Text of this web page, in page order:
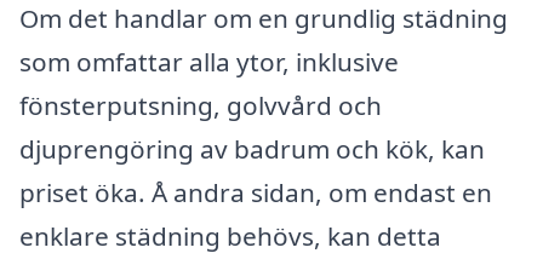
Om det handlar om en grundlig städning
som omfattar alla ytor, inklusive
fönsterputsning, golvvård och
djuprengöring av badrum och kök, kan
priset öka. Å andra sidan, om endast en
enklare städning behövs, kan detta